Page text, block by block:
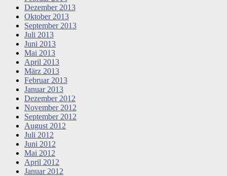
Dezember 2013
Oktober 2013
September 2013
Juli 2013
Juni 2013
Mai 2013
April 2013
März 2013
Februar 2013
Januar 2013
Dezember 2012
November 2012
September 2012
August 2012
Juli 2012
Juni 2012
Mai 2012
April 2012
Januar 2012